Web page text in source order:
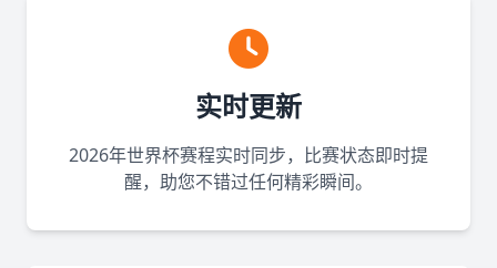
实时更新
2026年世界杯赛程实时同步，比赛状态即时提
醒，助您不错过任何精彩瞬间。